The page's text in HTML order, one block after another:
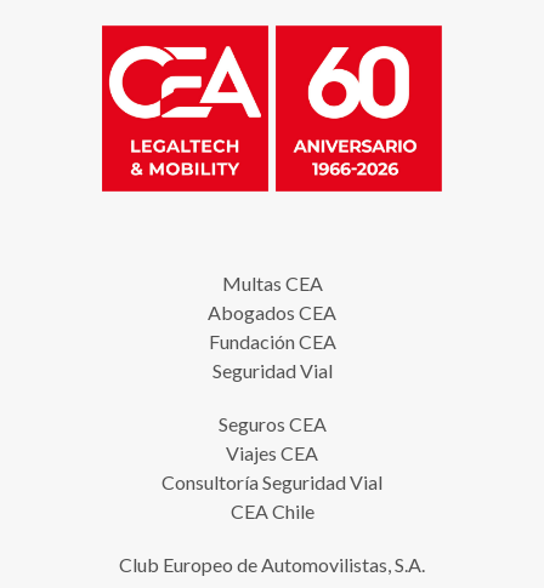
Multas CEA
Abogados CEA
Fundación CEA
Seguridad Vial
Seguros CEA
Viajes CEA
Consultoría Seguridad Vial
CEA Chile
Club Europeo de Automovilistas, S.A.